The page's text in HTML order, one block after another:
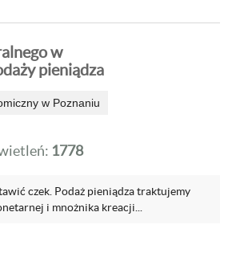
w
pieniądza
w Poznaniu
1778
czek. Podaż pieniądza traktujemy
i mnożnika kreacji...